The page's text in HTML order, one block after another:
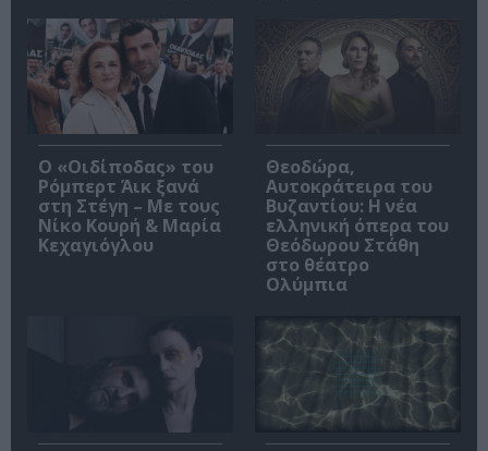
O «Οιδίποδας» του
Ρόμπερτ Άικ ξανά
στη Στέγη – Με τους
Νίκο Κουρή & Μαρία
Κεχαγιόγλου
Θεοδώρα,
Αυτοκράτειρα του
Βυζαντίου: Η νέα
ελληνική όπερα του
Θεόδωρου Στάθη
στο θέατρο
Ολύμπια